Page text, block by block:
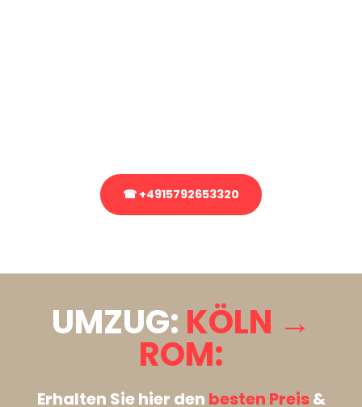
☎ +4915792653320
UMZUG: KÖLN →
ROM:
Erhalten Sie hier den besten Preis&